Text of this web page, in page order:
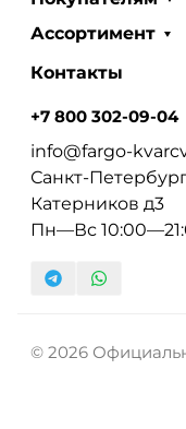
Ассортимент
Контакты
+7 800 302-09-04
info@fargo-
Санкт-
Катерников д3
Пн—Вс
© 2026